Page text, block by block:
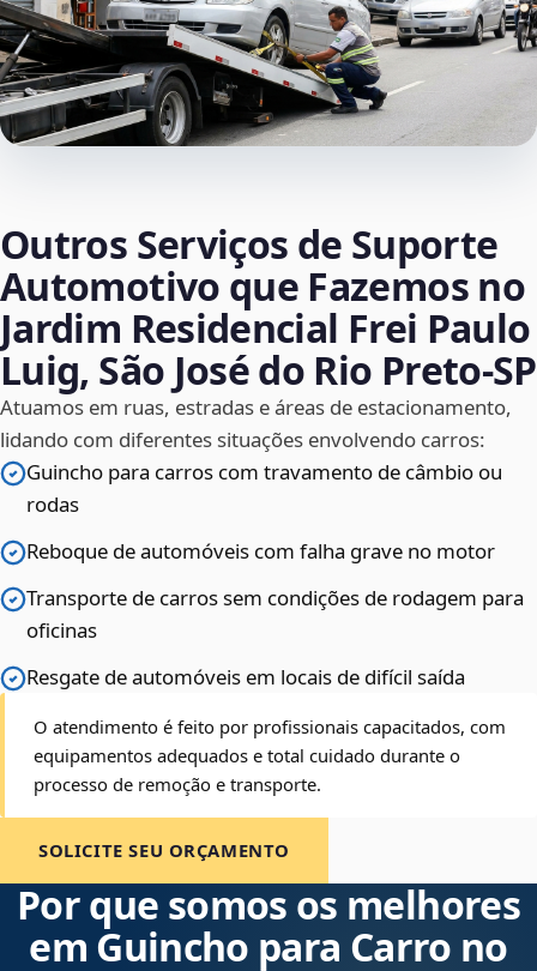
Outros Serviços de Suporte
Automotivo que Fazemos no
Jardim Residencial Frei Paulo
Luig, São José do Rio Preto‑SP
Atuamos em ruas, estradas e áreas de estacionamento,
lidando com diferentes situações envolvendo carros:
Guincho para carros com travamento de câmbio ou
rodas
Reboque de automóveis com falha grave no motor
Transporte de carros sem condições de rodagem para
oficinas
Resgate de automóveis em locais de difícil saída
O atendimento é feito por profissionais capacitados, com
equipamentos adequados e total cuidado durante o
processo de remoção e transporte.
SOLICITE SEU ORÇAMENTO
Por que somos os melhores
em Guincho para Carro no